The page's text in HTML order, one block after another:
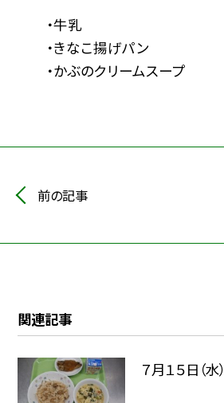
・牛乳
・きなこ揚げパン
・かぶのクリームスープ
前の記事
関連記事
７月１５日（水）